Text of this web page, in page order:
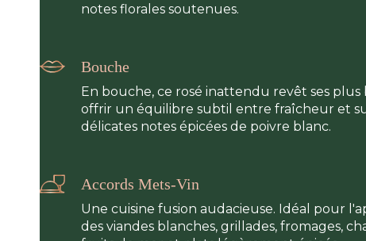
notes florales soutenues.
Bouche
En bouche, ce rosé inattendu revêt ses
offrir un équilibre subtil entre fraîcheur et
délicates notes épicées de poivre blanc.
Accords Mets-Vin
Une cuisine fusion audacieuse. Idéal pour
des viandes blanches, grillades, fromages,